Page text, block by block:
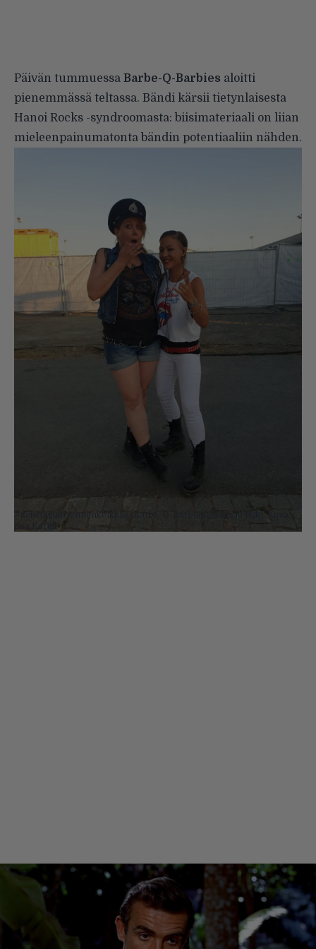
Päivän tummuessa Barbe-Q-Barbies aloitti
pienemmässä teltassa. Bändi kärsii tietynlaisesta
Hanoi Rocks -syndroomasta: biisimateriaali on liian
mieleenpainumatonta bändin potentiaaliin nähden.
#sehetkijuuriennenkeikkaa. Barbe-Q-Barbies, Ekkis ja Niki. Kuva:
Esa Karell